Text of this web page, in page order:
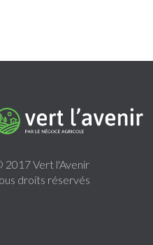
2017 Vert l'Avenir
droits réservés